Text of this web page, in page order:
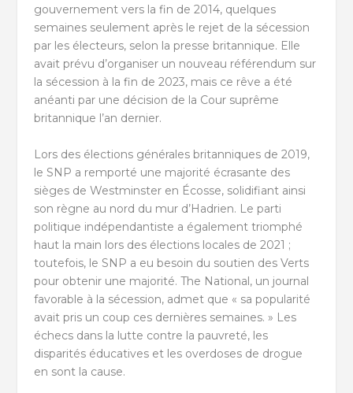
gouvernement vers la fin de 2014, quelques
semaines seulement après le rejet de la sécession
par les électeurs, selon la presse britannique. Elle
avait prévu d’organiser un nouveau référendum sur
la sécession à la fin de 2023, mais ce rêve a été
anéanti par une décision de la Cour suprême
britannique l’an dernier.
Lors des élections générales britanniques de 2019,
le SNP a remporté une majorité écrasante des
sièges de Westminster en Écosse, solidifiant ainsi
son règne au nord du mur d’Hadrien. Le parti
politique indépendantiste a également triomphé
haut la main lors des élections locales de 2021 ;
toutefois, le SNP a eu besoin du soutien des Verts
pour obtenir une majorité. The National, un journal
favorable à la sécession, admet que « sa popularité
avait pris un coup ces dernières semaines. » Les
échecs dans la lutte contre la pauvreté, les
disparités éducatives et les overdoses de drogue
en sont la cause.